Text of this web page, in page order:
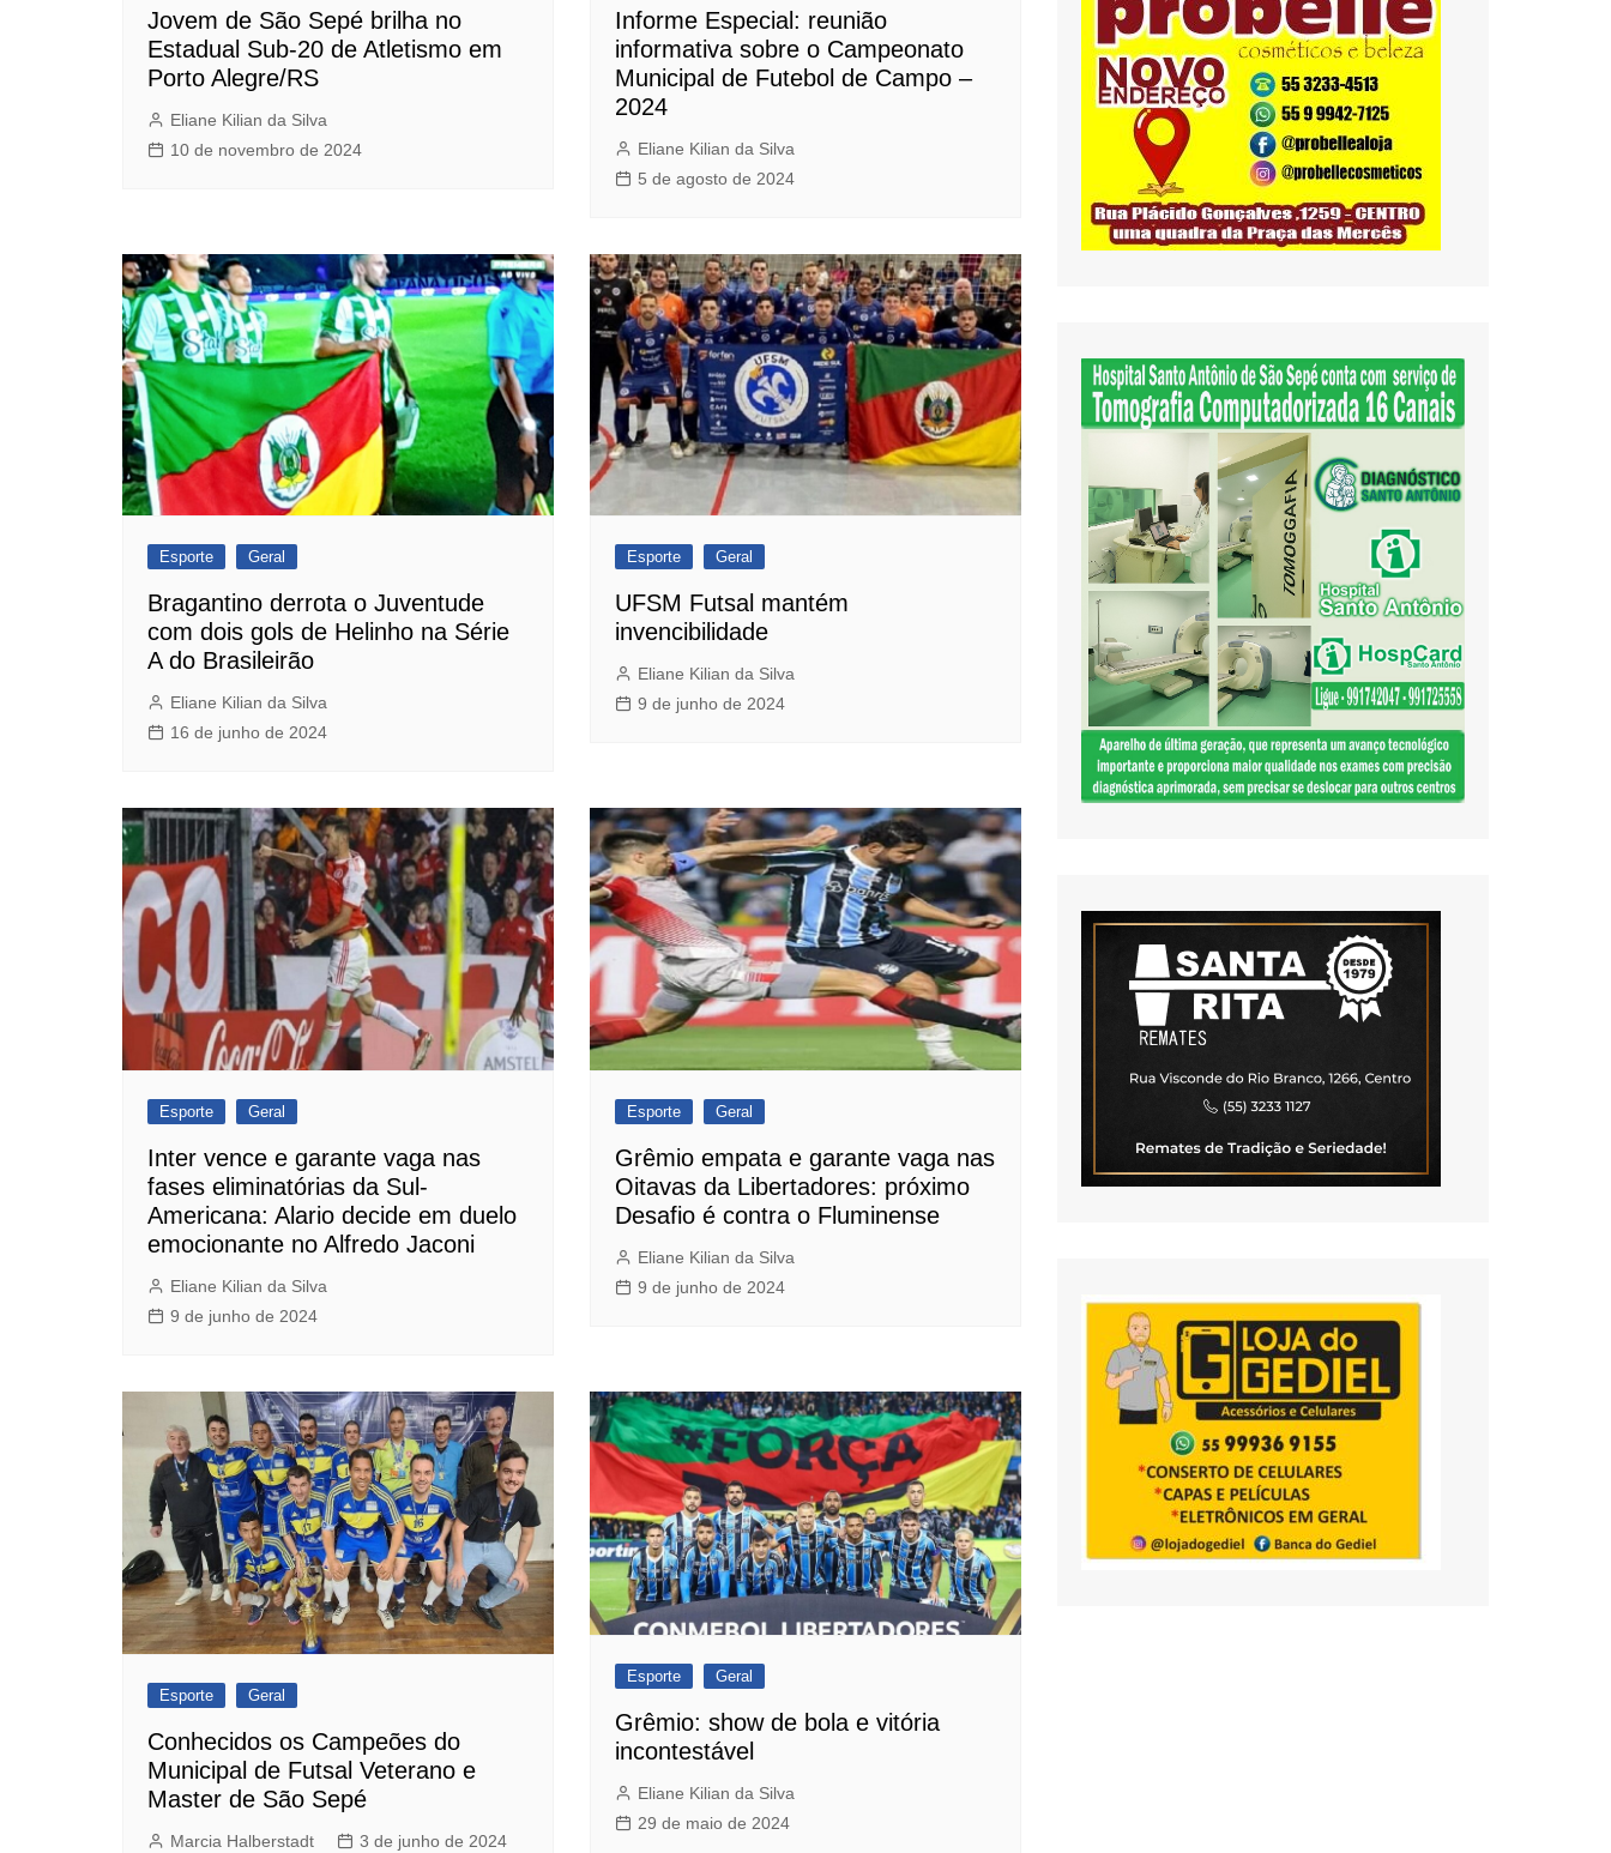
Jovem de São Sepé brilha no
Estadual Sub-20 de Atletismo em
Porto Alegre/RS
Eliane Kilian da Silva
10 de novembro de 2024
Informe Especial: reunião
informativa sobre o Campeonato
Municipal de Futebol de Campo –
2024
Eliane Kilian da Silva
5 de agosto de 2024
Esporte Geral
Bragantino derrota o Juventude
com dois gols de Helinho na Série
A do Brasileirão
Eliane Kilian da Silva
16 de junho de 2024
Esporte Geral
UFSM Futsal mantém
invencibilidade
Eliane Kilian da Silva
9 de junho de 2024
Esporte Geral
Inter vence e garante vaga nas
fases eliminatórias da Sul-
Americana: Alario decide em duelo
emocionante no Alfredo Jaconi
Eliane Kilian da Silva
9 de junho de 2024
Esporte Geral
Grêmio empata e garante vaga nas
Oitavas da Libertadores: próximo
Desafio é contra o Fluminense
Eliane Kilian da Silva
9 de junho de 2024
Esporte Geral
Conhecidos os Campeões do
Municipal de Futsal Veterano e
Master de São Sepé
Marcia Halberstadt 3 de junho de 2024
Esporte Geral
Grêmio: show de bola e vitória
incontestável
Eliane Kilian da Silva
29 de maio de 2024